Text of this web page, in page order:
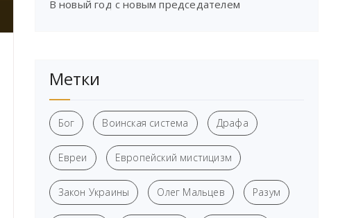
В новый год с новым председателем
Метки
Бог Воинская система Драфа
Евреи Европейский мистицизм
Закон Украины Олег Мальцев Разум